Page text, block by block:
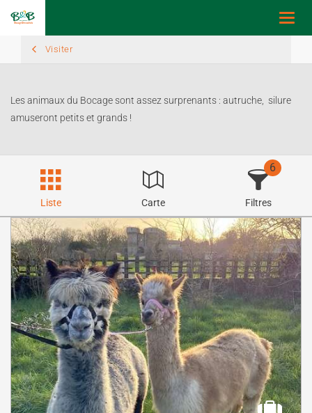
Visiter
Les animaux du Bocage sont assez surprenants : autruche, silure
amuseront petits et grands !
Liste Carte Filtres
6